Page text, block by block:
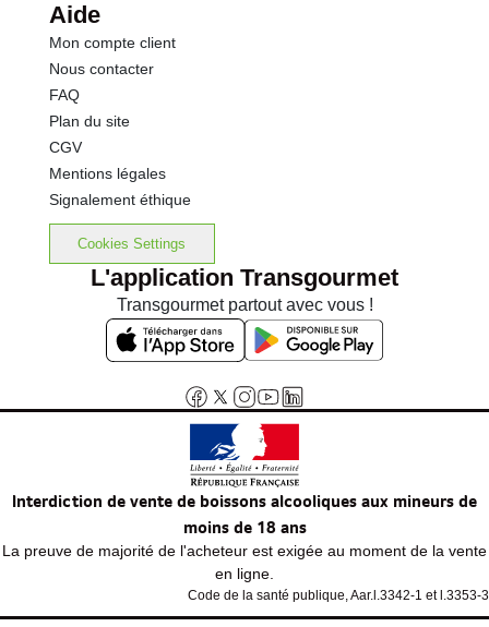
Aide
Mon compte client
Nous contacter
FAQ
Plan du site
CGV
Mentions légales
Signalement éthique
Cookies Settings
L'application Transgourmet
Transgourmet partout avec vous !
Interdiction de vente de boissons alcooliques aux mineurs de
moins de 18 ans
La preuve de majorité de l'acheteur est exigée au moment de la vente
en ligne.
Code de la santé publique, Aar.l.3342-1 et l.3353-3